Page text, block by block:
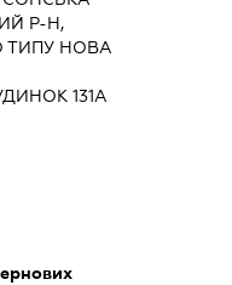
Р-Н,
ТИПУ НОВА
131А